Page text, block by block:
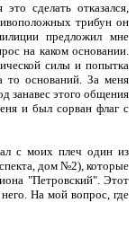
сделать отказался,
трибун он
предложил мне
на каком основании.
силы и попытка
то оснований. За меня
занавес этого общения
и был сорван флаг с
с моих плеч один из
дом №2), которые
"Петровский". Этот
На мой вопрос, где